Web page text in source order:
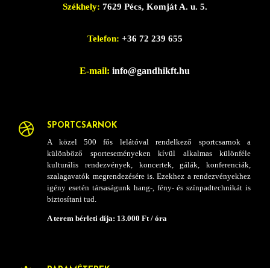
Székhely: 7629 Pécs, Komját A. u. 5.
Telefon: +36 72 239 655
E-mail: info@gandhikft.hu

SPORTCSARNOK
A közel 500 fős lelátóval rendelkező sportcsarnok a
különböző sporteseményeken kívül alkalmas különféle
kulturális rendezvények, koncertek, gálák, konferenciák,
szalagavatók megrendezésére is. Ezekhez a rendezvényekhez
igény esetén társaságunk hang-, fény- és színpadtechnikát is
biztosítani tud.
A terem bérleti díja: 13.000 Ft / óra